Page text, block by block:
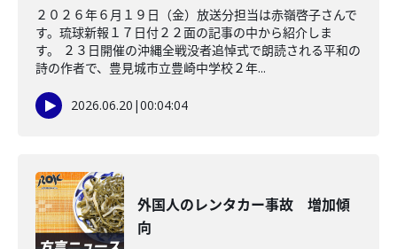
２０２６年６月１９日（金）放送分担当は赤嶺啓子さんで
す。琉球新報１７日付２２面の記事の中から紹介しま
す。 ２３日開催の沖縄全戦没者追悼式で朗読される平和の
詩の作者で、豊見城市立豊崎中学校２年...
2026.06.20 |00:04:04
外国人のレンタカー事故 増加傾
向